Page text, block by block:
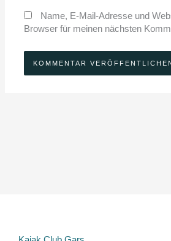
Name, E-Mail-Adresse und
Browser für meinen nächsten